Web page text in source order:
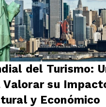
del Turismo:
Valorar su
y Económico